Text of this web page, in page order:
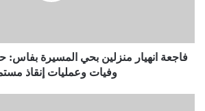
وفيات وعمليات إنقاذ